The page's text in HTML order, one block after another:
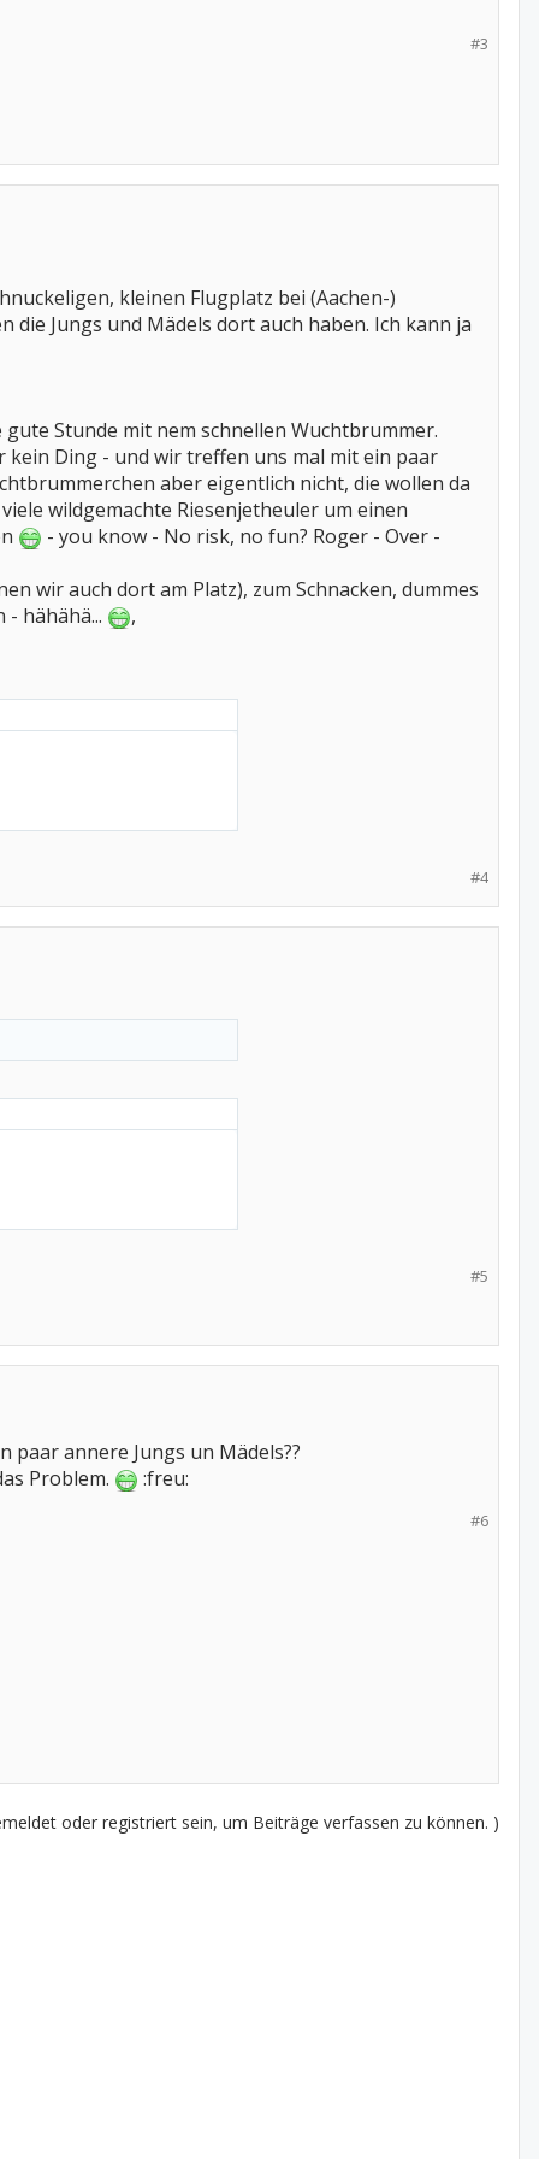
#3
kleinen Flugplatz bei (Aachen-)
die Jungs und Mädels dort auch haben. Ich kann ja
Stunde mit nem schnellen Wuchtbrummer.
kein Ding - und wir treffen uns mal mit ein paar
aber eigentlich nicht, die wollen da
wildgemachte Riesenjetheuler um einen
- you know - No risk, no fun? Roger - Over -
wir auch dort am Platz), zum Schnacken, dummes
hähähä...
,
#4
#5
paar annere Jungs un Mädels??
Problem.
:freu:
#6
oder registriert sein, um Beiträge verfassen zu können. )